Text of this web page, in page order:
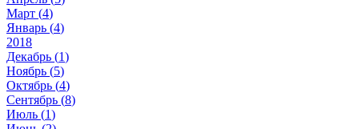
Март (4)
Январь (4)
2018
Декабрь (1)
Ноябрь (5)
Октябрь (4)
Сентябрь (8)
Июль (1)